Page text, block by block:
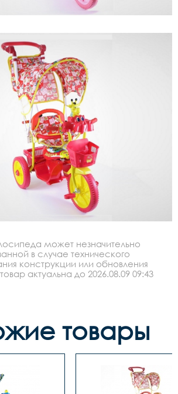
может незначительно
в случае технического
конструкции или обновления
актуальна до 2026.08.09 09:43
товары